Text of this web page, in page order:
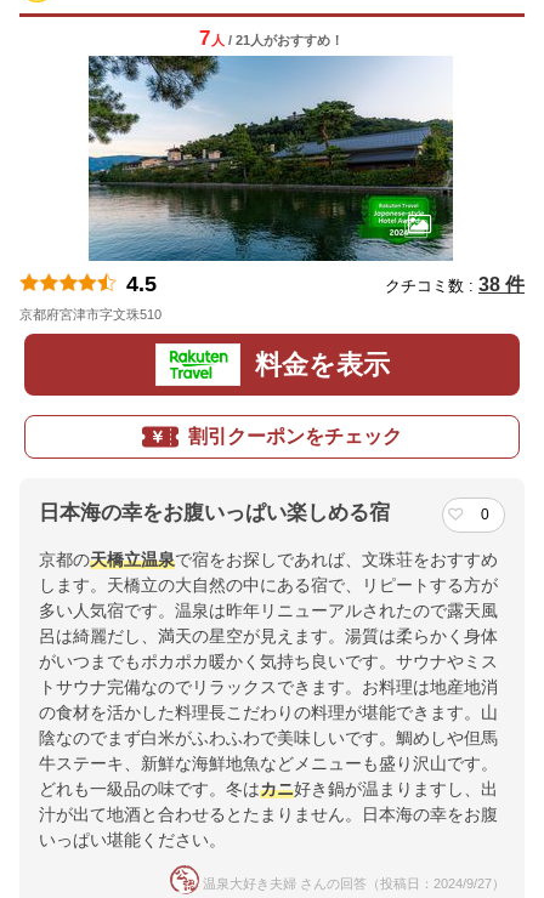
7 人 / 21人がおすすめ！
4.5 クチコミ数 : 38 件
京都府宮津市字文珠510
料金を表示
割引クーポンをチェック
日本海の幸をお腹いっぱい楽しめる宿 0
京都の天橋立温泉で宿をお探しであれば、文珠荘をおすすめ
します。天橋立の大自然の中にある宿で、リピートする方が
多い人気宿です。温泉は昨年リニューアルされたので露天風
呂は綺麗だし、満天の星空が見えます。湯質は柔らかく身体
がいつまでもポカポカ暖かく気持ち良いです。サウナやミス
トサウナ完備なのでリラックスできます。お料理は地産地消
の食材を活かした料理長こだわりの料理が堪能できます。山
陰なのでまず白米がふわふわで美味しいです。鯛めしや但馬
牛ステーキ、新鮮な海鮮地魚などメニューも盛り沢山です。
どれも一級品の味です。冬はカニ好き鍋が温まりますし、出
汁が出て地酒と合わせるとたまりません。日本海の幸をお腹
いっぱい堪能ください。
温泉大好き夫婦 さんの回答（投稿日：2024/9/27）